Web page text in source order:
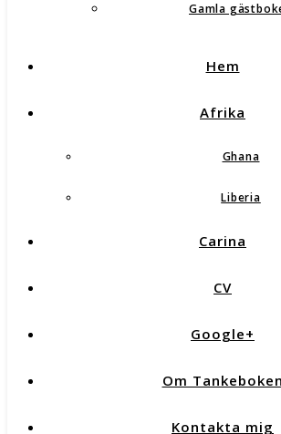
Gamla
Hem
Afrika
Ghana
Liberia
Carina
CV
Google+
Om Tankeboken
Kontakta mig